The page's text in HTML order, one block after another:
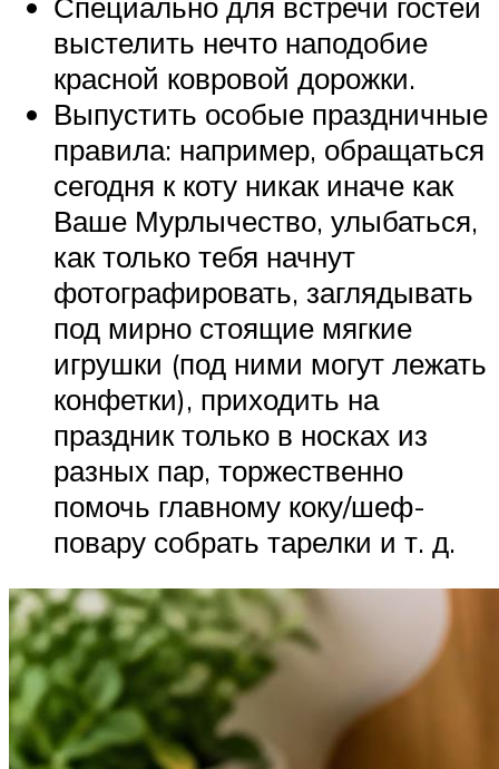
Специально для встречи гостей
выстелить нечто наподобие
красной ковровой дорожки.
Выпустить особые праздничные
правила: например, обращаться
сегодня к коту никак иначе как
Ваше Мурлычество, улыбаться,
как только тебя начнут
фотографировать, заглядывать
под мирно стоящие мягкие
игрушки (под ними могут лежать
конфетки), приходить на
праздник только в носках из
разных пар, торжественно
помочь главному коку/шеф-
повару собрать тарелки и т. д.